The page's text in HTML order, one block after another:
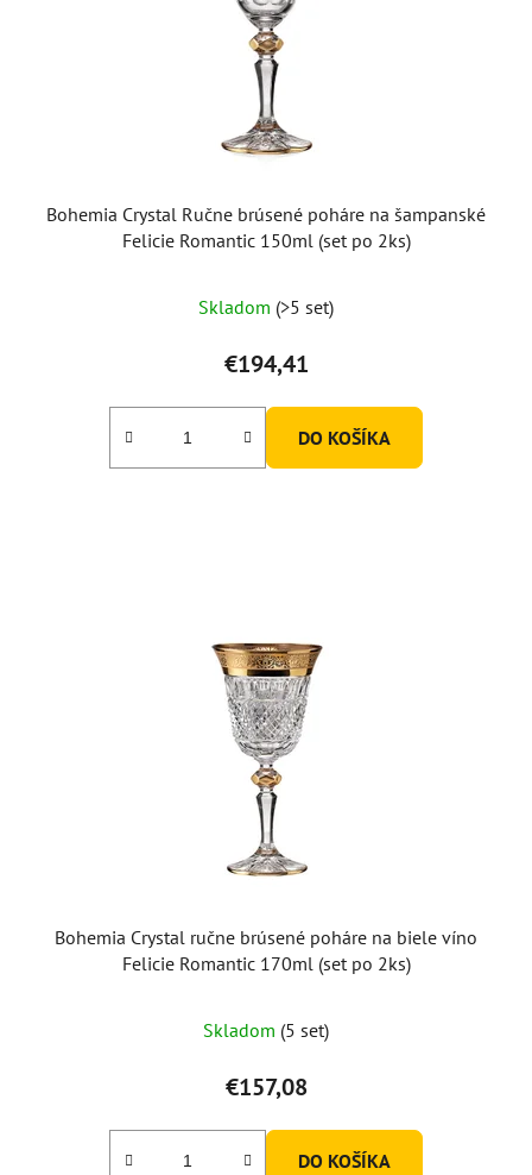
Bohemia Crystal Ručne brúsené poháre na šampanské
Felicie Romantic 150ml (set po 2ks)
Skladom (>5 set)
€194,41
DO KOŠÍKA
Bohemia Crystal ručne brúsené poháre na biele víno
Felicie Romantic 170ml (set po 2ks)
Skladom (5 set)
€157,08
DO KOŠÍKA